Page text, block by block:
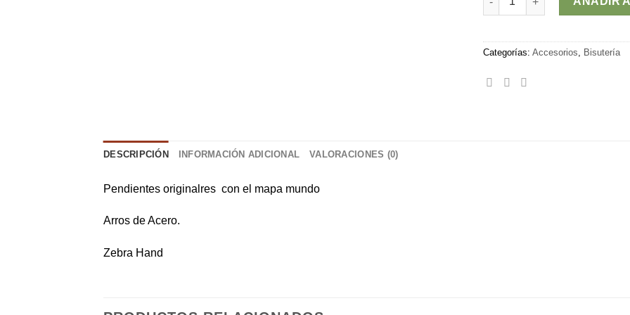
Categorías: Accesorios, Bisutería
DESCRIPCIÓN INFORMACIÓN ADICIONAL VALORACIONES (0)
Pendientes originalres con el mapa mundo
Arros de Acero.
Zebra Hand